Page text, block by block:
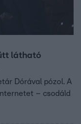
látható
Dórával pózol. A
– csodáld